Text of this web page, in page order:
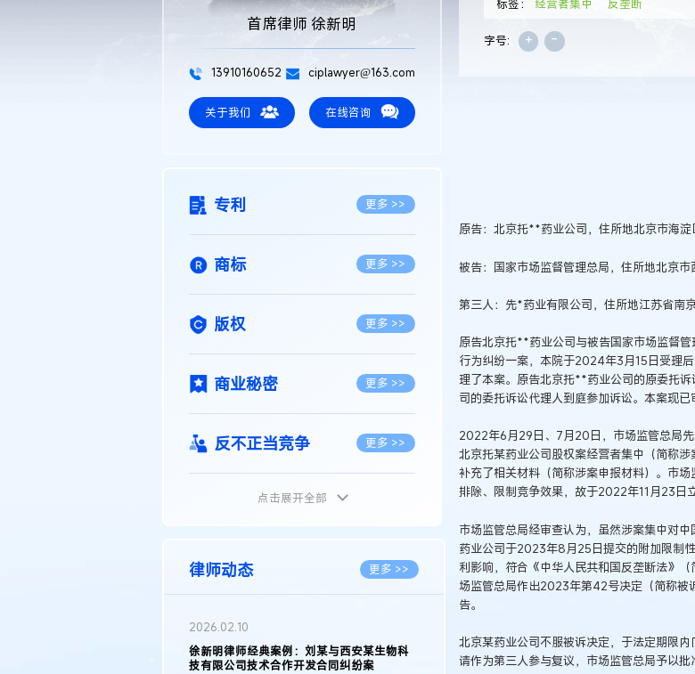
首席律师 徐新明
13910160652 ciplawyer@163.com
关于我们 在线咨询
专利 更多 >>
商标 更多 >>
版权 更多 >>
商业秘密 更多 >>
反不正当竞争 更多 >>
植物新品种
地理标志 更多 >>
集成电路布图设计
点击展开全部
律师动态 更多 >>
2026.02.10
徐新明律师经典案例：刘某与西安某生物科
技有限公司技术合作开发合同纠纷案
标签： 经营者集中 反垄断
字号: + -
原告：北京托**药业公司，住所地北京市海淀
被告：国家市场监督管理总局，住所地北京市
第三人：先*药业有限公司，住所地江苏省南京
原告北京托**药业公司与被告国家市场监督
行为纠纷一案，本院于2024年3月15日受理
理了本案。原告北京托**药业公司的原委托
司的委托诉讼代理人到庭参加诉讼。本案现已
2022年6月29日、7月20日，市场监管总局
北京托某药业公司股权案经营者集中（简称
补充了相关材料（简称涉案申报材料）。市
排除、限制竞争效果，故于2022年11月23日
市场监管总局经审查认为，虽然涉案集中对
药业公司于2023年8月25日提交的附加限制
利影响，符合《中华人民共和国反垄断法》
场监管总局作出2023年第42号决定（简称
告。
北京某药业公司不服被诉决定，于法定期限
请作为第三人参与复议，市场监管总局予以批